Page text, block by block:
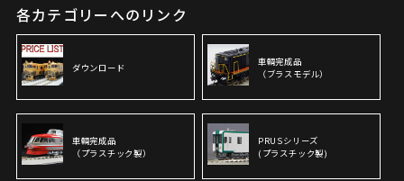
各カテゴリーへのリンク
ダウンロード
車輌完成品
（ブラスモデル）
車輌完成品
（プラスチック製）
PRUSシリーズ
(プラスチック製)